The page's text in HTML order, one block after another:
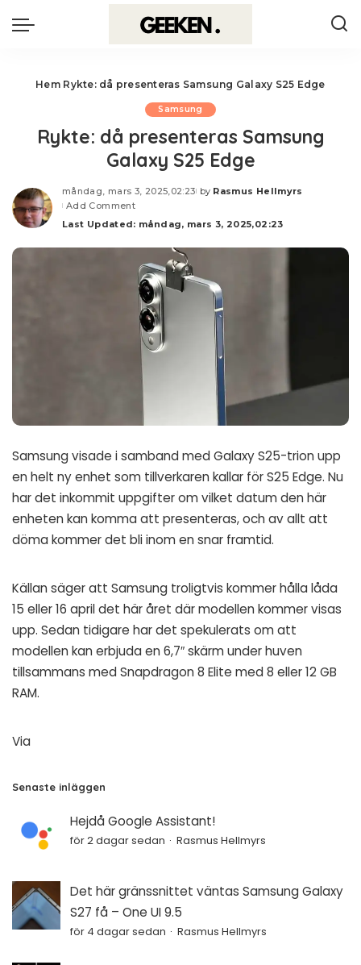
Hem Rykte: då presenteras Samsung Galaxy S25 Edge
Samsung
Rykte: då presenteras Samsung
Galaxy S25 Edge
måndag, mars 3, 2025,02:23
Posted
by Rasmus Hellmyrs
Add Comment
Last Updated: måndag, mars 3, 2025,02:23
Samsung visade i samband med Galaxy S25-trion upp
en helt ny enhet som tillverkaren kallar för S25 Edge. Nu
har det inkommit uppgifter om vilket datum den här
enheten kan komma att presenteras, och av allt att
döma kommer det bli inom en snar framtid.
Källan säger att Samsung troligtvis kommer hålla låda
15 eller 16 april det här året där modellen kommer visas
upp. Sedan tidigare har det spekulerats om att
modellen kan erbjuda en 6,7″ skärm under huven
tillsammans med Snapdragon 8 Elite med 8 eller 12 GB
RAM.
Via
Senaste inläggen
Hejdå Google Assistant!
för 2 dagar sedan Rasmus Hellmyrs
Det här gränssnittet väntas Samsung Galaxy
S27 få – One UI 9.5
för 4 dagar sedan Rasmus Hellmyrs